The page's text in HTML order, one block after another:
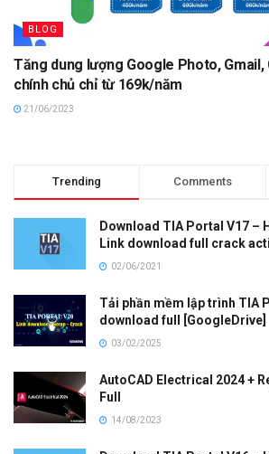
BLOG
Tăng dung lượng Google Photo,
chính chủ chỉ từ 169k/năm
21/06/2023
Trending Comments
Download TIA Portal V17 –
Link download full crack
02/06/2021
Tải phần mềm lập trình TIA
download full [GoogleDrive]
03/02/2025
AutoCAD Electrical 2024 +
Full
14/08/2023